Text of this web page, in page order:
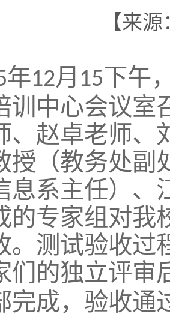
【来
年12月 15下午
训中心会议室
、赵卓老师、
授（教务处副
息系主任）、
的专家组对我
。测试验收过
们的独立评审
完成，验收通